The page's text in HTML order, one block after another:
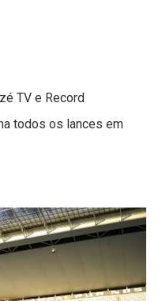
TV e Record
todos os lances em